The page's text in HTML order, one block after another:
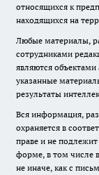
относящихся к
находящихся на
Любые материалы,
сотрудниками
являются объектами
указанные
результаты
Вся информация,
охраняется в
праве и не
форме, в том числе
не иначе, как с